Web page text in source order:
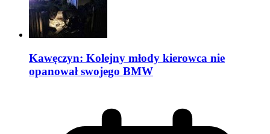
Kawęczyn: Kolejny młody kierowca nie
opanował swojego BMW